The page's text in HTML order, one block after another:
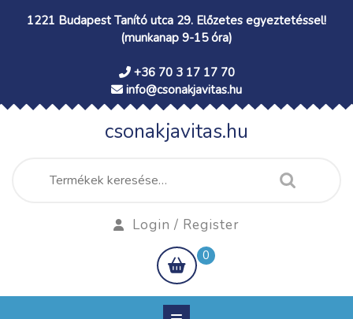
1221 Budapest Tanító utca 29. Előzetes egyeztetéssel!
(munkanap 9-15 óra)
+36 70 3 17 17 70
info@csonakjavitas.hu
csonakjavitas.hu
Keresés
a
Login / Register
shopping
cart
0